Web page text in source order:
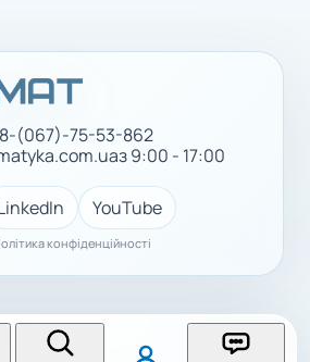
(067)-75-53-862
з 9:00 - 17:00
YouTube
конфіденційності